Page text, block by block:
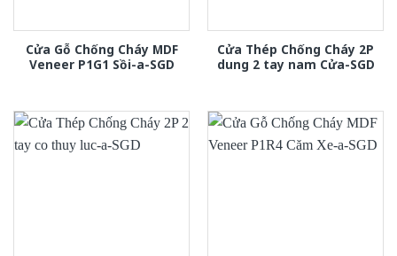
Cửa Gỗ Chống Cháy MDF
Veneer P1G1 Sồi-a-SGD
Cửa Thép Chống Cháy 2P
dung 2 tay nam Cửa-SGD